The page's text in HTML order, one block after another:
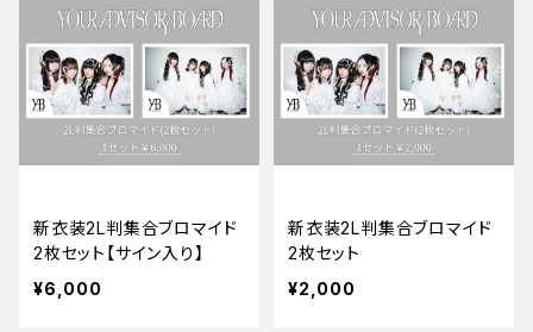
新衣装2L判集合ブロマイド
2枚セット【サイン入り】
¥6,000
新衣装2L判集合ブロマイド
2枚セット
¥2,000